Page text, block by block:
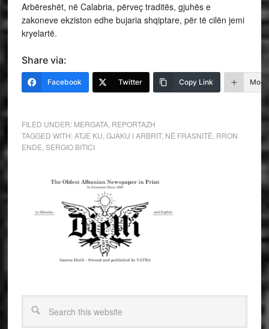
Arbëreshët, në Calabria, përveç traditës, gjuhës e
zakoneve ekziston edhe bujaria shqiptare, për të cilën jemi
kryelartë.
Share via:
Facebook Twitter Copy Link More
FILED UNDER: MERGATA, REPORTAZH
TAGGED WITH:ATJE KU GJAKU I ARBRIT, NË FRASNITË RRON
ENDE SERGIO BITICI